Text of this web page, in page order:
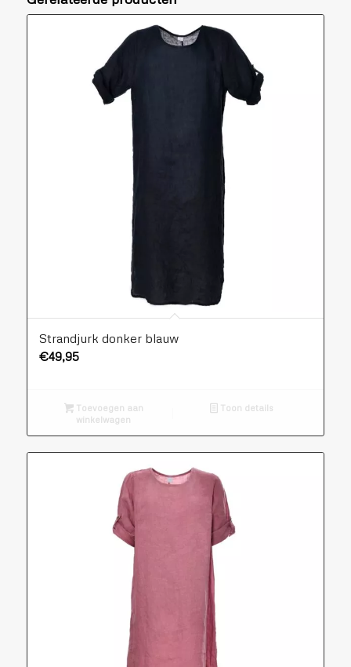
Strandjurk donker blauw
€49,95
Toevoegen aan
winkelwagen
Toon details